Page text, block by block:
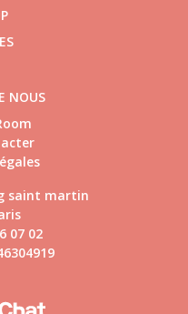
NOUS
saint martin
07 02